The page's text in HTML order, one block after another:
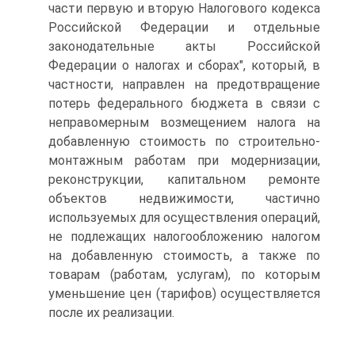
части первую и вторую Налогового кодекса
Российской Федерации и отдельные
законодательные акты Российской
Федерации о налогах и сборах", который, в
частности, направлен на предотвращение
потерь федерального бюджета в связи с
неправомерным возмещением налога на
добавленную стоимость по строительно-
монтажным работам при модернизации,
реконструкции, капитальном ремонте
объектов недвижимости, частично
используемых для осуществления операций,
не подлежащих налогообложению налогом
на добавленную стоимость, а также по
товарам (работам, услугам), по которым
уменьшение цен (тарифов) осуществляется
после их реализации.